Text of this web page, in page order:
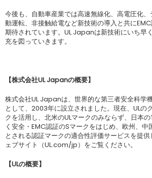
今後も、自動車産業では高速無線化、高電圧化
動運転、非接触給電など新技術の導入と共に
期待されています。UL Japanは新技術にいち早
充を図っていきます。
【株式会社UL Japanの概要】
株式会社UL Japanは、世界的な第三者安全科学
として、2003年に設立されました。現在、ULの
クを活用し、北米のULマークのみならず、日本
く安全・EMC認証のSマークをはじめ、欧州、
とされる認証マークの適合性評価サービスを提
ェブサイト（UL.com/jp）をご覧ください。
【ULの概要】